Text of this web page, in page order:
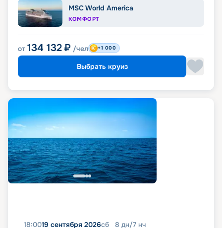
MSC World America
КОМФОРТ
от 134 132 ₽ /чел +1 000
Выбрать круиз
18:0019 сентября 2026сб 8 дн/7 нч